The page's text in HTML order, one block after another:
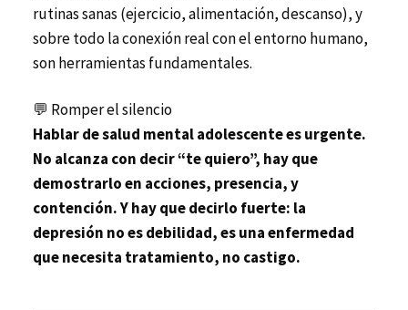
rutinas sanas (ejercicio, alimentación, descanso), y
sobre todo la conexión real con el entorno humano,
son herramientas fundamentales.
💬 Romper el silencio
Hablar de salud mental adolescente es urgente.
No alcanza con decir “te quiero”, hay que
demostrarlo en acciones, presencia, y
contención. Y hay que decirlo fuerte: la
depresión no es debilidad, es una enfermedad
que necesita tratamiento, no castigo.